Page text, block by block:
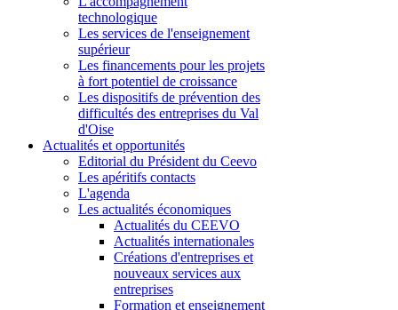
technologique
Les services de l'enseignement
supérieur
Les financements pour les projets
à fort potentiel de croissance
Les dispositifs de prévention des
difficultés des entreprises du Val
d'Oise
Actualités et opportunités
Editorial du Président du Ceevo
Les apéritifs contacts
L'agenda
Les actualités économiques
Actualités du CEEVO
Actualités internationales
Créations d'entreprises et
nouveaux services aux
entreprises
Formation et enseignement